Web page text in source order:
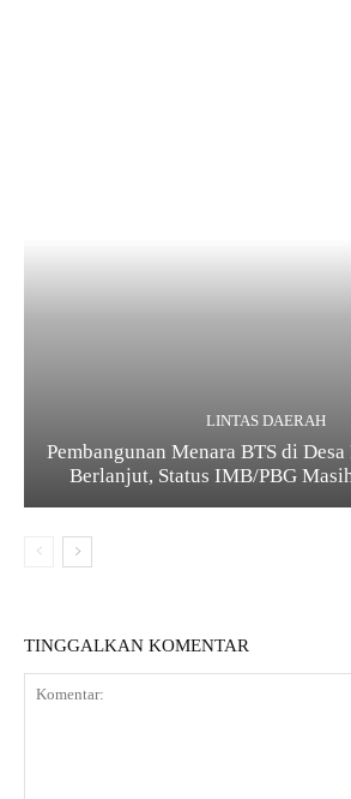
LINTAS DAERAH
Pembangunan Menara BTS di
Berlanjut, Status IMB/PBG
TINGGALKAN KOMENTAR